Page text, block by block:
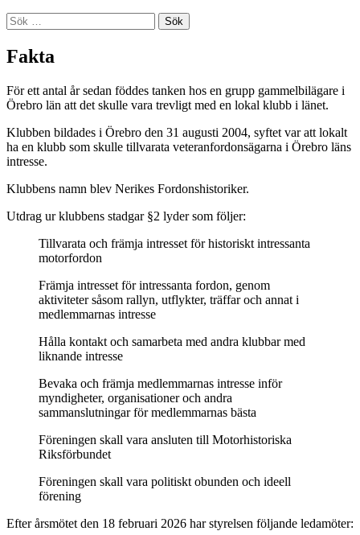
Sök
efter:
Fakta
För ett antal år sedan föddes tanken hos en grupp gammelbilägare i
Örebro län att det skulle vara trevligt med en lokal klubb i länet.
Klubben bildades i Örebro den 31 augusti 2004, syftet var att lokalt
ha en klubb som skulle tillvarata veteranfordonsägarna i Örebro läns
intresse.
Klubbens namn blev Nerikes Fordonshistoriker.
Utdrag ur klubbens stadgar §2 lyder som följer:
Tillvarata och främja intresset för historiskt intressanta
motorfordon
Främja intresset för intressanta fordon, genom
aktiviteter såsom rallyn, utflykter, träffar och annat i
medlemmarnas intresse
Hålla kontakt och samarbeta med andra klubbar med
liknande intresse
Bevaka och främja medlemmarnas intresse inför
myndigheter, organisationer och andra
sammanslutningar för medlemmarnas bästa
Föreningen skall vara ansluten till Motorhistoriska
Riksförbundet
Föreningen skall vara politiskt obunden och ideell
förening
Efter årsmötet den 18 februari 2026 har styrelsen följande ledamöter: